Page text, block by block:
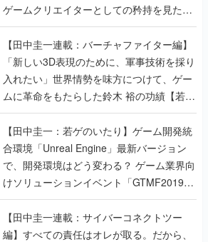
ゲームクリエイターとしての矜持を見た
【若ゲのいたり最終回】
【田中圭一連載：バーチャファイター編】
「新しい3D表現のために、軍事技術を採り
入れたい」世界情勢を味方につけて、ゲー
ムに革命をもたらした鈴木 裕の功績【若ゲ
のいたり】
【田中圭一：若ゲのいたり】ゲーム開発統
合環境「Unreal Engine」最新バージョン
で、開発環境はどう変わる？ ゲーム業界向
けソリューションイベント「GTMF2019」
に行って、より理解を深めよう【PR】
【田中圭一連載：サイバーコネクトツー
編】すべての責任はオレが取る。だから、